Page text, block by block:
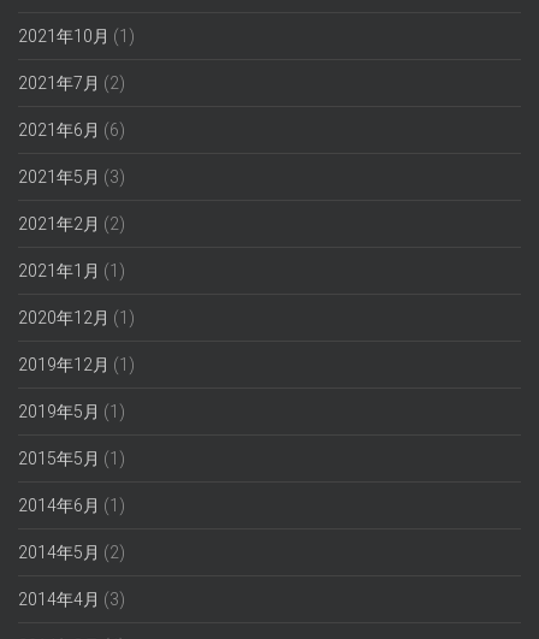
2021年10月 (1)
2021年7月 (2)
2021年6月 (6)
2021年5月 (3)
2021年2月 (2)
2021年1月 (1)
2020年12月 (1)
2019年12月 (1)
2019年5月 (1)
2015年5月 (1)
2014年6月 (1)
2014年5月 (2)
2014年4月 (3)